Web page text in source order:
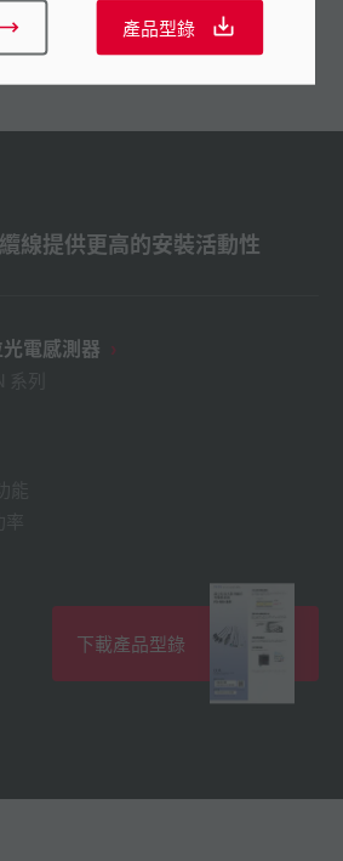
線提供更高的安裝活動性
電感測器
下載產品型錄
產品型錄